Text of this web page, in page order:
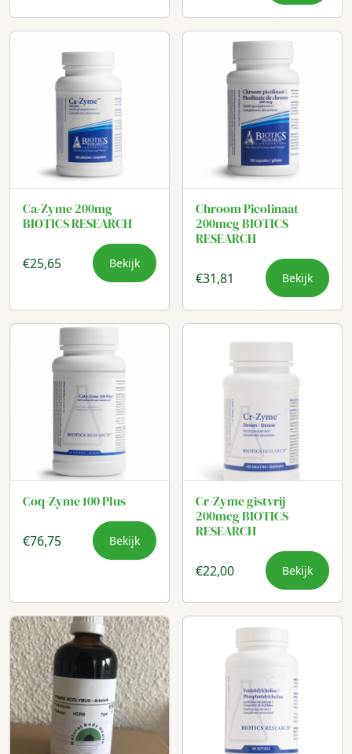
Ca-Zyme 200mg
BIOTICS RESEARCH
€25,65 Bekijk
Chroom Picolinaat
200mcg BIOTICS
RESEARCH
€31,81 Bekijk
Coq-Zyme 100 Plus
€76,75 Bekijk
Cr-Zyme gistvrij
200mcg BIOTICS
RESEARCH
€22,00 Bekijk